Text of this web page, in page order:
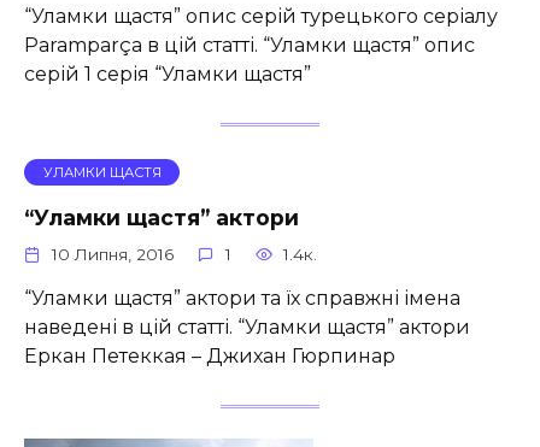
“Уламки щастя” опис серій турецького серіалу
Paramparça в цій статті. “Уламки щастя” опис
серій 1 серія “Уламки щастя”
УЛАМКИ ЩАСТЯ
“Уламки щастя” актори
10 Липня, 2016 1 1.4к.
“Уламки щастя” актори та їх справжні імена
наведені в цій статті. “Уламки щастя” актори
Еркан Петеккая – Джихан Гюрпинар